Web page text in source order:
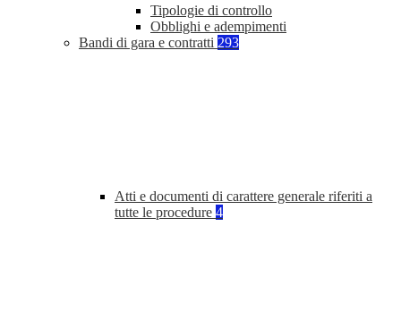
Tipologie di controllo
Obblighi e adempimenti
Bandi di gara e contratti 293
Atti e documenti di carattere generale riferiti a
tutte le procedure 4